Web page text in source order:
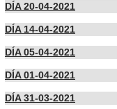
DÍA 20-04-2021
DÍA 14-04-2021
DÍA 05-04-2021
DÍA 01-04-2021
DÍA 31-03-2021